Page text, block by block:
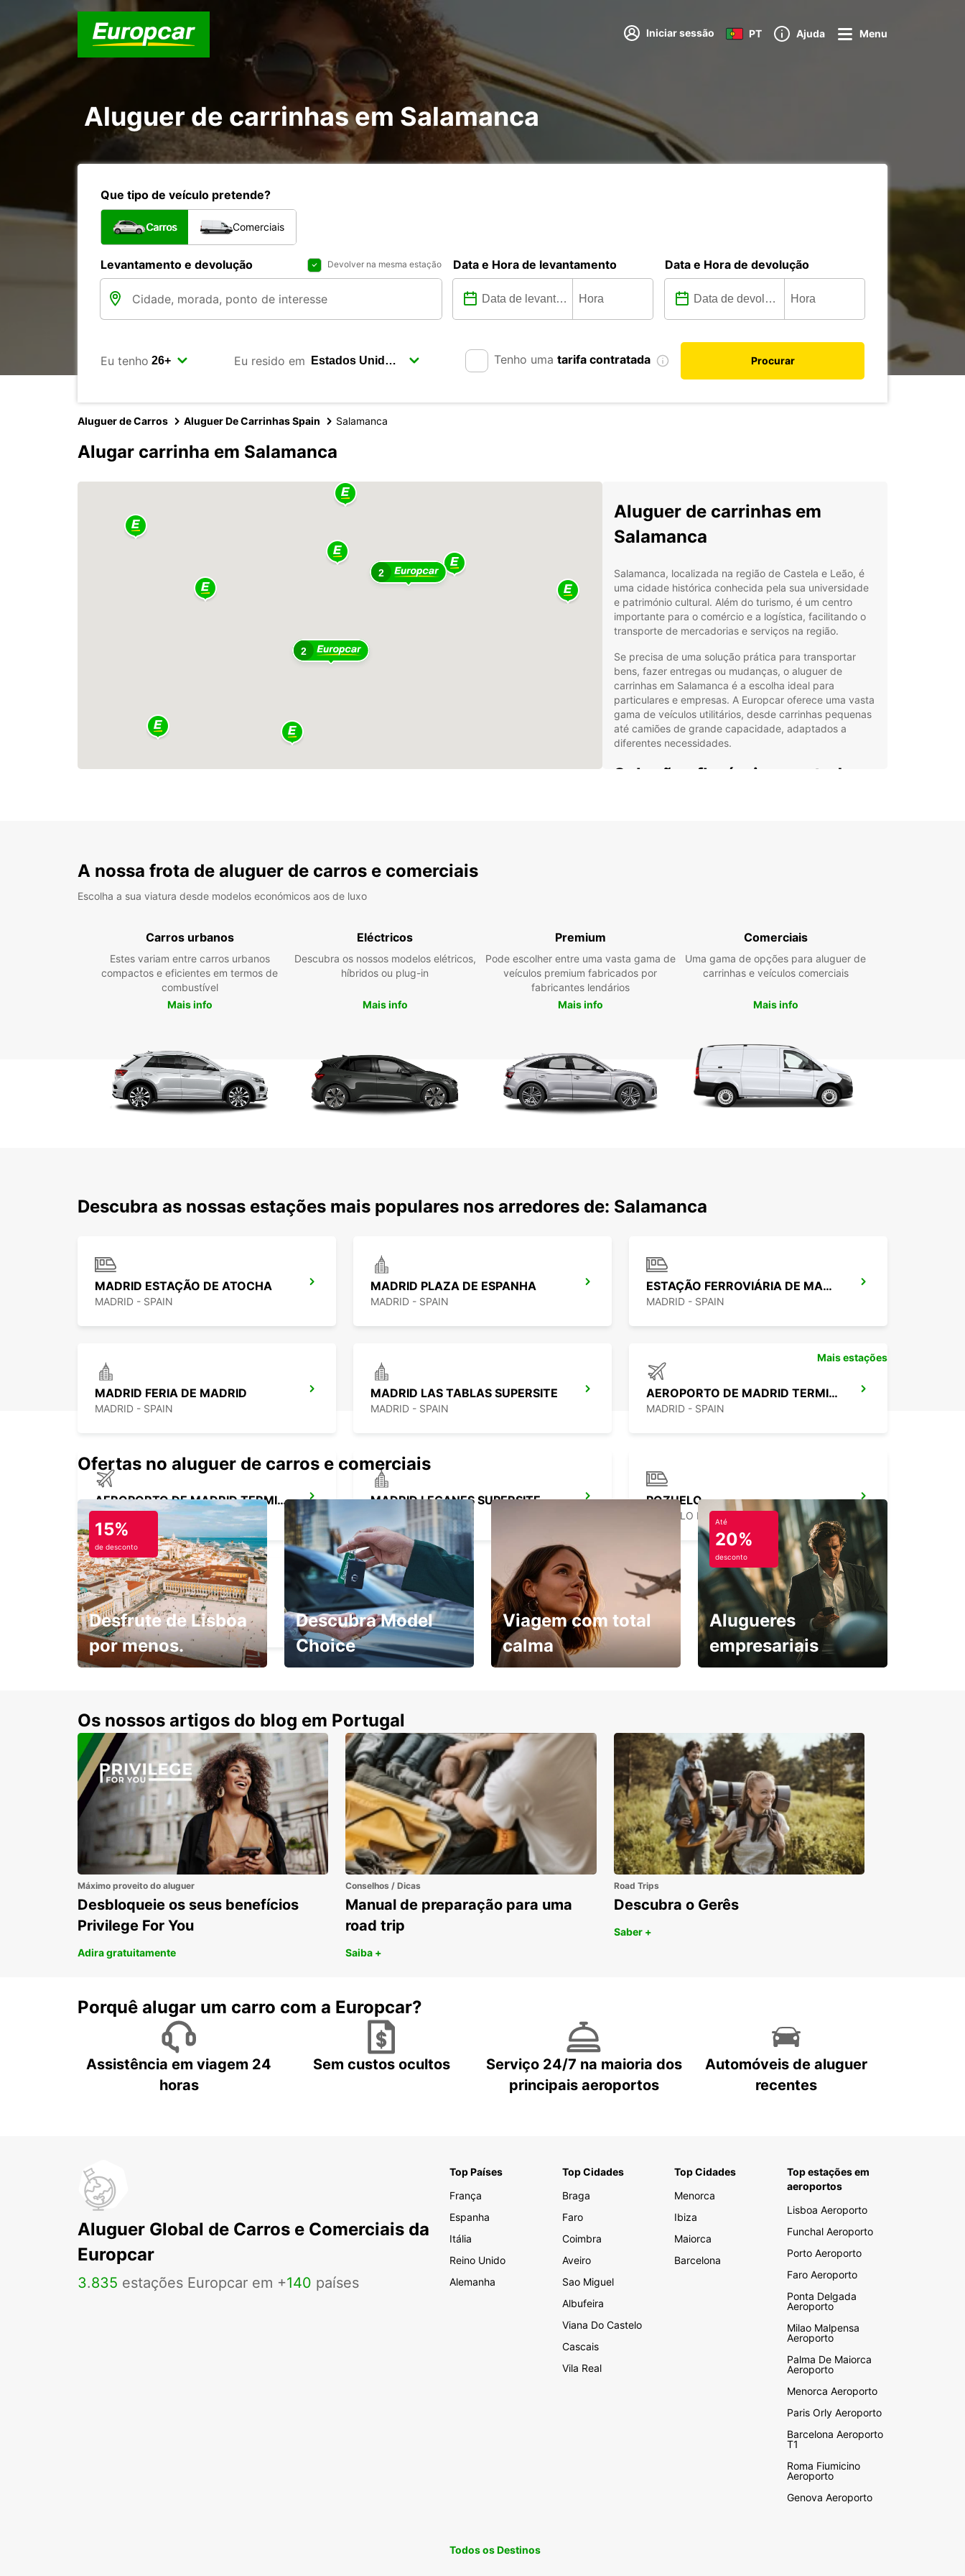
Iniciar sessão PT Ajuda Menu
Aluguer de carrinhas em Salamanca
Que tipo de veículo pretende?
Carros Comerciais
Levantamento e devolução Devolver na mesma estação Data e Hora de levantamento Data e Hora de devolução
Eu tenho Eu resido em Tenho uma tarifa contratada Procurar
Aluguer de Carros Aluguer De Carrinhas Spain Salamanca
Alugar carrinha em Salamanca
2
2
Aluguer de carrinhas em
Salamanca
Salamanca, localizada na região de Castela e Leão, é
uma cidade histórica conhecida pela sua universidade
e património cultural. Além do turismo, é um centro
importante para o comércio e a logística, facilitando o
transporte de mercadorias e serviços na região.
Se precisa de uma solução prática para transportar
bens, fazer entregas ou mudanças, o aluguer de
carrinhas em Salamanca é a escolha ideal para
particulares e empresas. A Europcar oferece uma vasta
gama de veículos utilitários, desde carrinhas pequenas
até camiões de grande capacidade, adaptados a
diferentes necessidades.
Soluções flexíveis para todos
Aluguer disponível para particulares e empresas
Veículos adaptados a mudanças, entregas e
transporte de mercadorias
Frota diversificada: carrinhas e camiões com várias
Reserva rápida e fácil online com apoio ao cliente
dedicado
Opções de aluguer de curta, média ou longa
duração
necessidades logísticas e de transporte.
A nossa frota de aluguer de carros e comerciais
Escolha a sua viatura desde modelos económicos aos de luxo
Carros urbanos
Estes variam entre carros urbanos
compactos e eficientes em termos de
combustível
Mais info
Eléctricos
Descubra os nossos modelos elétricos,
híbridos ou plug-in
Mais info
Premium
Pode escolher entre uma vasta gama de
veículos premium fabricados por
fabricantes lendários
Mais info
Comerciais
Uma gama de opções para aluguer de
carrinhas e veículos comerciais
Mais info
Descubra as nossas estações mais populares nos arredores de: Salamanca
MADRID ESTAÇÃO DE ATOCHA
MADRID - SPAIN
MADRID PLAZA DE ESPANHA
MADRID - SPAIN
ESTAÇÃO FERROVIÁRIA DE MADRID CHAMARTIN
MADRID - SPAIN
MADRID FERIA DE MADRID
MADRID - SPAIN
MADRID LAS TABLAS SUPERSITE
MADRID - SPAIN
AEROPORTO DE MADRID TERMINAL 4
MADRID - SPAIN
AEROPORTO DE MADRID TERMINAL 1
MADRID - SPAIN
MADRID LEGANES SUPERSITE
LEGANES - SPAIN
POZUELO
POZUELO DE ALARCON - SPAIN
ALCORCÓN
ALCORCON - SPAIN
Mais estações
Ofertas no aluguer de carros e comerciais
15%
de desconto
Desfrute de Lisboa
por menos.
Descubra Model
Choice
Viagem com total
calma
Até
20%
desconto
Alugueres
empresariais
Os nossos artigos do blog em Portugal
Máximo proveito do aluguer
Desbloqueie os seus benefícios
Privilege For You
Adira gratuitamente
Conselhos / Dicas
Manual de preparação para uma
road trip
Saiba +
Road Trips
Descubra o Gerês
Saber +
Porquê alugar um carro com a Europcar?
Assistência em viagem 24
horas
Sem custos ocultos
Serviço 24/7 na maioria dos
principais aeroportos
Automóveis de aluguer
recentes
Aluguer Global de Carros e Comerciais da
Europcar
3.835 estações Europcar em +140 países
Top Países
França
Espanha
Itália
Reino Unido
Alemanha
Top Cidades
Braga
Faro
Coimbra
Aveiro
Sao Miguel
Albufeira
Viana Do Castelo
Cascais
Vila Real
Top Cidades
Menorca
Ibiza
Maiorca
Barcelona
Top estações em
aeroportos
Lisboa Aeroporto
Funchal Aeroporto
Porto Aeroporto
Faro Aeroporto
Ponta Delgada
Aeroporto
Milao Malpensa
Aeroporto
Palma De Maiorca
Aeroporto
Menorca Aeroporto
Paris Orly Aeroporto
Barcelona Aeroporto
T1
Roma Fiumicino
Aeroporto
Genova Aeroporto
Todos os Destinos